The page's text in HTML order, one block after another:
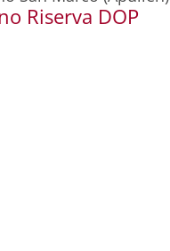
Riserva DOP